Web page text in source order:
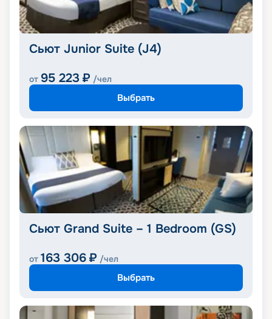
Сьют Junior Suite (J4)
от 95 223 ₽ /чел
Выбрать
Сьют Grand Suite – 1 Bedroom (GS)
от 163 306 ₽ /чел
Выбрать